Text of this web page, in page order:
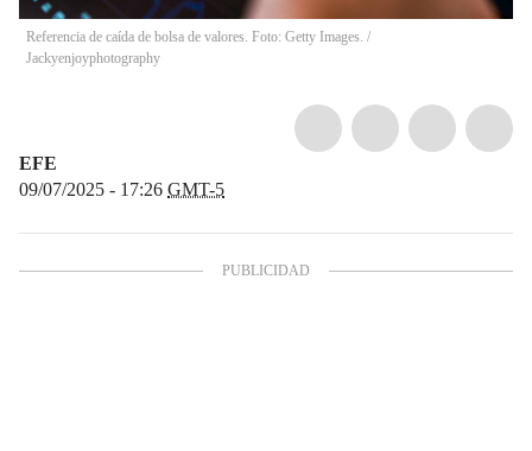
Referencia de caída de bolsa de valores. Foto: Getty Images. /
Jackyenjoyphotography
EFE
09/07/2025 - 17:26 GMT-5